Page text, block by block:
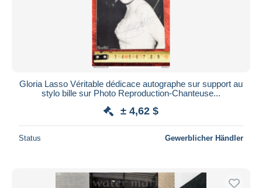
Übernehmen
Gloria Lasso Véritable dédicace autographe sur support au
stylo bille sur Photo Reproduction-Chanteuse...
± 4,62 $
Status Gewerblicher Händler